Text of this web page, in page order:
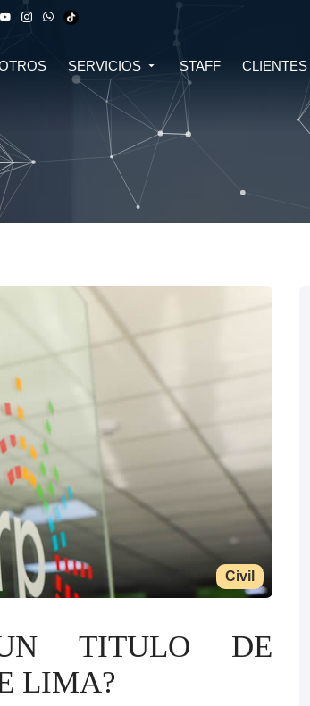
SERVICIOS
Y
DERECHO TRIBUTARIO
Y
DERECHO AMBIENTAL ASESORÍA EN
STAFF CLIENTES
Civil
UN TITULO DE
LIMA?